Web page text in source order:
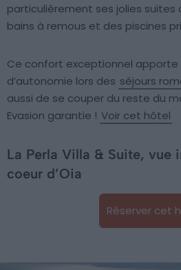
particulièrement ses jolies
bains à remous et des piscines
Ce confort exceptionnel apporte
d’autonomie lors des séjours
aussi de se couper du reste du
Evasion garantie ! Voir cet hôtel
La Perla Villa & Suite, vue
coeur d’Oia
Réserver cet